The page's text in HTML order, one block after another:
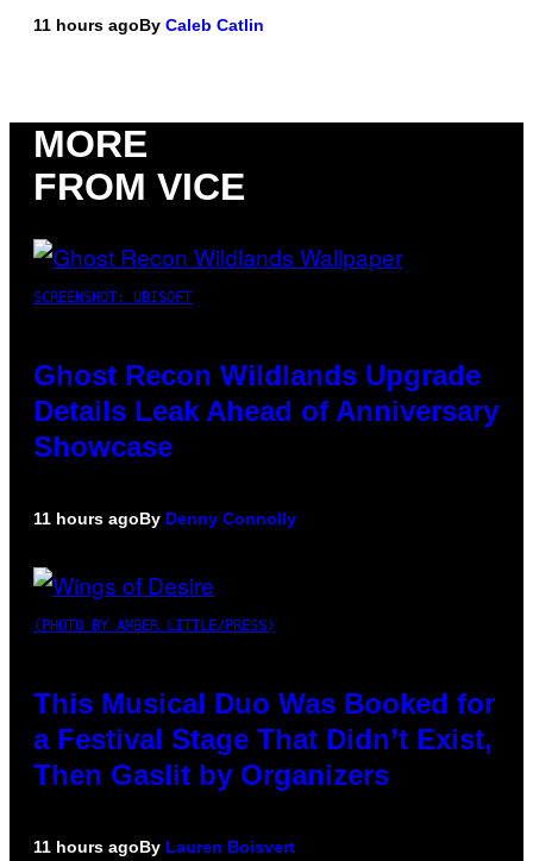
11 hours agoBy Caleb Catlin
MORE
FROM VICE
SCREENSHOT: UBISOFT
Ghost Recon Wildlands Upgrade
Details Leak Ahead of Anniversary
Showcase
11 hours agoBy Denny Connolly
(PHOTO BY AMBER LITTLE/PRESS)
This Musical Duo Was Booked for
a Festival Stage That Didn’t Exist,
Then Gaslit by Organizers
11 hours agoBy Lauren Boisvert